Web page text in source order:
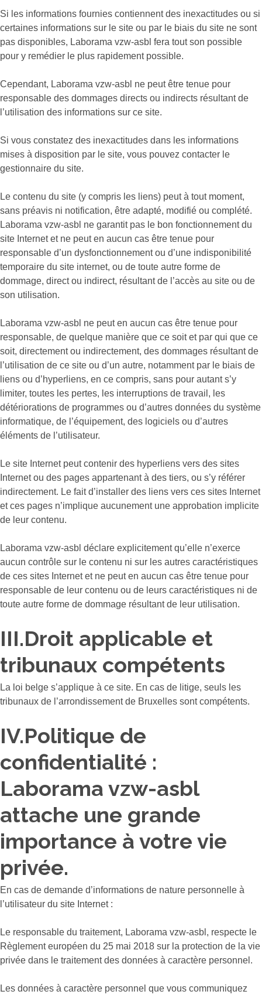
Si les informations fournies contiennent des inexactitudes ou si
certaines informations sur le site ou par le biais du site ne sont
pas disponibles, Laborama vzw-asbl fera tout son possible
pour y remédier le plus rapidement possible.
Cependant, Laborama vzw-asbl ne peut être tenue pour
responsable des dommages directs ou indirects résultant de
l’utilisation des informations sur ce site.
Si vous constatez des inexactitudes dans les informations
mises à disposition par le site, vous pouvez contacter le
gestionnaire du site.
Le contenu du site (y compris les liens) peut à tout moment,
sans préavis ni notification, être adapté, modifié ou complété.
Laborama vzw-asbl ne garantit pas le bon fonctionnement du
site Internet et ne peut en aucun cas être tenue pour
responsable d’un dysfonctionnement ou d’une indisponibilité
temporaire du site internet, ou de toute autre forme de
dommage, direct ou indirect, résultant de l’accès au site ou de
son utilisation.
Laborama vzw-asbl ne peut en aucun cas être tenue pour
responsable, de quelque manière que ce soit et par qui que ce
soit, directement ou indirectement, des dommages résultant de
l’utilisation de ce site ou d’un autre, notamment par le biais de
liens ou d’hyperliens, en ce compris, sans pour autant s’y
limiter, toutes les pertes, les interruptions de travail, les
détériorations de programmes ou d’autres données du système
informatique, de l’équipement, des logiciels ou d’autres
éléments de l’utilisateur.
Le site Internet peut contenir des hyperliens vers des sites
Internet ou des pages appartenant à des tiers, ou s’y référer
indirectement. Le fait d’installer des liens vers ces sites Internet
et ces pages n’implique aucunement une approbation implicite
de leur contenu.
Laborama vzw-asbl déclare explicitement qu’elle n’exerce
aucun contrôle sur le contenu ni sur les autres caractéristiques
de ces sites Internet et ne peut en aucun cas être tenue pour
responsable de leur contenu ou de leurs caractéristiques ni de
toute autre forme de dommage résultant de leur utilisation.
III.Droit applicable et
tribunaux compétents
La loi belge s’applique à ce site. En cas de litige, seuls les
tribunaux de l’arrondissement de Bruxelles sont compétents.
IV.Politique de
confidentialité :
Laborama vzw-asbl
attache une grande
importance à votre vie
privée.
En cas de demande d’informations de nature personnelle à
l’utilisateur du site Internet :
Le responsable du traitement, Laborama vzw-asbl, respecte le
Règlement européen du 25 mai 2018 sur la protection de la vie
privée dans le traitement des données à caractère personnel.
Les données à caractère personnel que vous communiquez